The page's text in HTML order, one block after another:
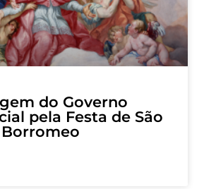
do Governo
pela Festa de São